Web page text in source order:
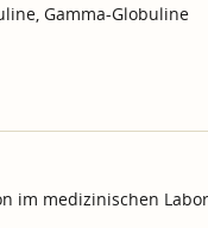
Gamma-Globuline
medizinischen